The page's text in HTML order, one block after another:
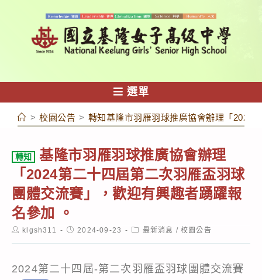
容
選單
> 校園公告 > 轉知基隆市羽雁羽球推廣協會辦理「2024
轉知
基隆市羽雁羽球推廣協會辦理
「2024第二十四屆第二次羽雁盃羽球
團體交流賽」，歡迎有興趣者踴躍報
名參加 。
Postklgsh311
Post2024-09-23
Post最新消息 / 校園公告
2024第二十四屆-第二次羽雁盃羽球團體交流賽